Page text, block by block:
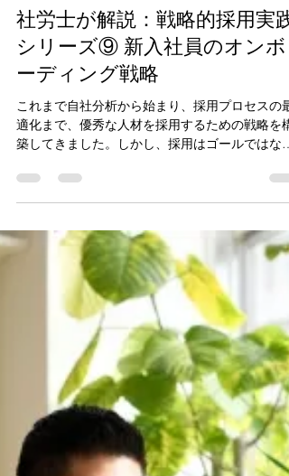
代表 風口 豊伸
2025年8月31日
読了時間: 10分
人事 お役立ち情報
社労士が解説：戦略的採用実践
シリーズ⑨ 新入社員のオンボ
ーディング戦略
これまで自社分析から始まり、採用プロセスの最
適化まで、優秀な人材を採用するための戦略を構
く、新たなスタートラインです。どんなに優秀な
人材を採用しても、適切なオンボーディングなく
して真の採用成功はありえません。 第9回となる
今回は、「新入社員のオンボーディング戦略」に
ついて詳しく解説します。採用した人材を確実に
戦力化し、長期的に活躍してもらうための統合的
なアプローチ方法をお伝えします。 現代の労働
環境では、人材の流動性が高まり、早期離職は企
業にとって深刻な損失となっています。新入社員
の約30%が3年以内に離職するという現実の中で、
効果的なオンボーディングは競争優位の源泉とな
ります。組織への早期適応と戦力化を実現するシ
ステムの構築が、採用投資を確実に回収する鍵と